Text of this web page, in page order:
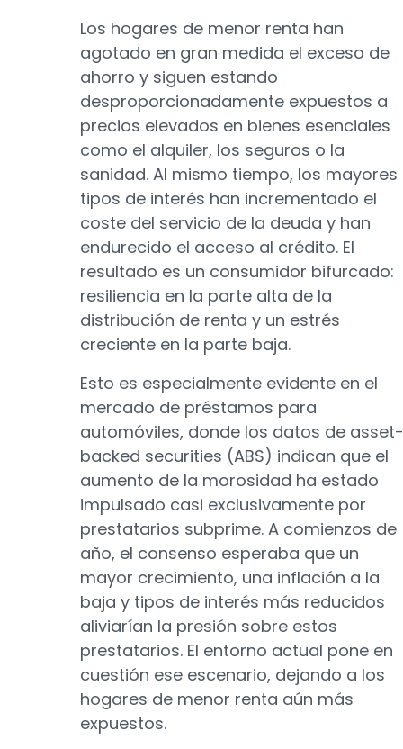
Los hogares de menor renta han
agotado en gran medida el exceso de
ahorro y siguen estando
desproporcionadamente expuestos a
precios elevados en bienes esenciales
como el alquiler, los seguros o la
sanidad. Al mismo tiempo, los mayores
tipos de interés han incrementado el
coste del servicio de la deuda y han
endurecido el acceso al crédito. El
resultado es un consumidor bifurcado:
resiliencia en la parte alta de la
distribución de renta y un estrés
creciente en la parte baja.
Esto es especialmente evidente en el
mercado de préstamos para
automóviles, donde los datos de asset-
backed securities (ABS) indican que el
aumento de la morosidad ha estado
impulsado casi exclusivamente por
prestatarios subprime. A comienzos de
año, el consenso esperaba que un
mayor crecimiento, una inflación a la
baja y tipos de interés más reducidos
aliviarían la presión sobre estos
prestatarios. El entorno actual pone en
cuestión ese escenario, dejando a los
hogares de menor renta aún más
expuestos.